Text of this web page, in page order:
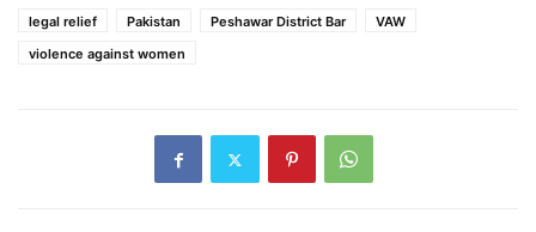
legal relief
Pakistan Peshawar District Bar
VAW
violence against women